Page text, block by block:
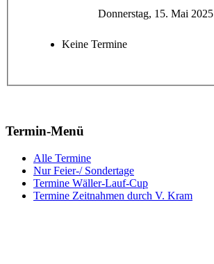
Donnerstag, 15. Mai 2025
Keine Termine
Termin-Menü
Alle Termine
Nur Feier-/ Sondertage
Termine Wäller-Lauf-Cup
Termine Zeitnahmen durch V. Kram